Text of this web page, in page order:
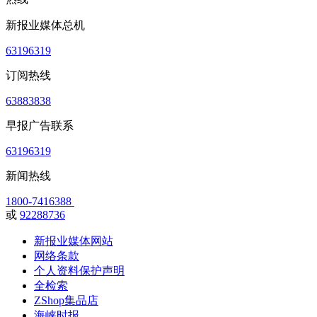
新报业媒体总机
63196319
订阅热线
63883838
早报广告联系
63196319
新闻热线
1800-7416388
或 92288736
新报业媒体网站
网络条款
个人资料保护声明
全检索
ZShop集品店